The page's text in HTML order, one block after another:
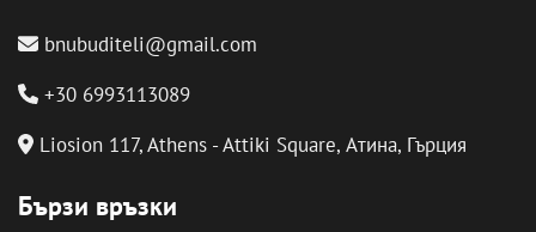
bnubuditeli@gmail.com
+30 6993113089
Liosion 117, Athens - Attiki Square, Атина, Гърция
Бързи връзки